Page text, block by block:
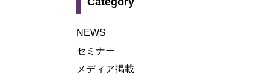
NEWS
セミナー
メディア掲載